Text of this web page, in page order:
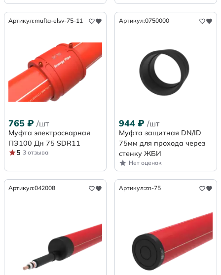
Артикул:mufta-elsv-75-11
765 ₽ /шт
Муфта электросварная
ПЭ100 Дн 75 SDR11
5 3 отзыва
Артикул:0750000
944 ₽ /шт
Муфта защитная DN/ID
75мм для прохода через
стенку ЖБИ
Нет оценок
Артикул:042008 Артикул:zn-75